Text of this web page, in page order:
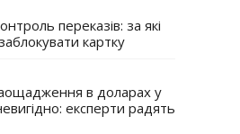
переказів: за які
картку
в доларах у
експерти радять